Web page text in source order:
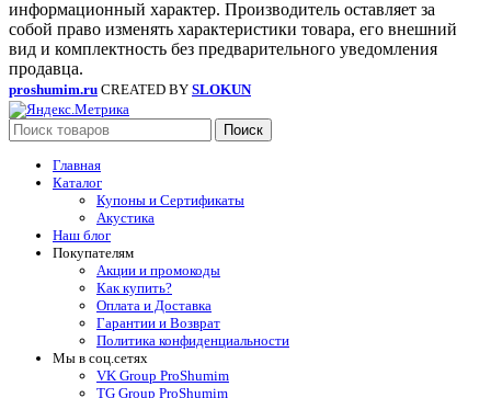
информационный характер. Производитель оставляет за
собой право изменять характеристики товара, его внешний
вид и комплектность без предварительного уведомления
продавца.
proshumim.ru CREATED BY SLOKUN
Поиск
Главная
Каталог
Купоны и Сертификаты
Акустика
Наш блог
Покупателям
Акции и промокоды
Как купить?
Оплата и Доставка
Гарантии и Возврат
Политика конфиденциальности
Мы в соц.сетях
VK Group ProShumim
TG Group ProShumim